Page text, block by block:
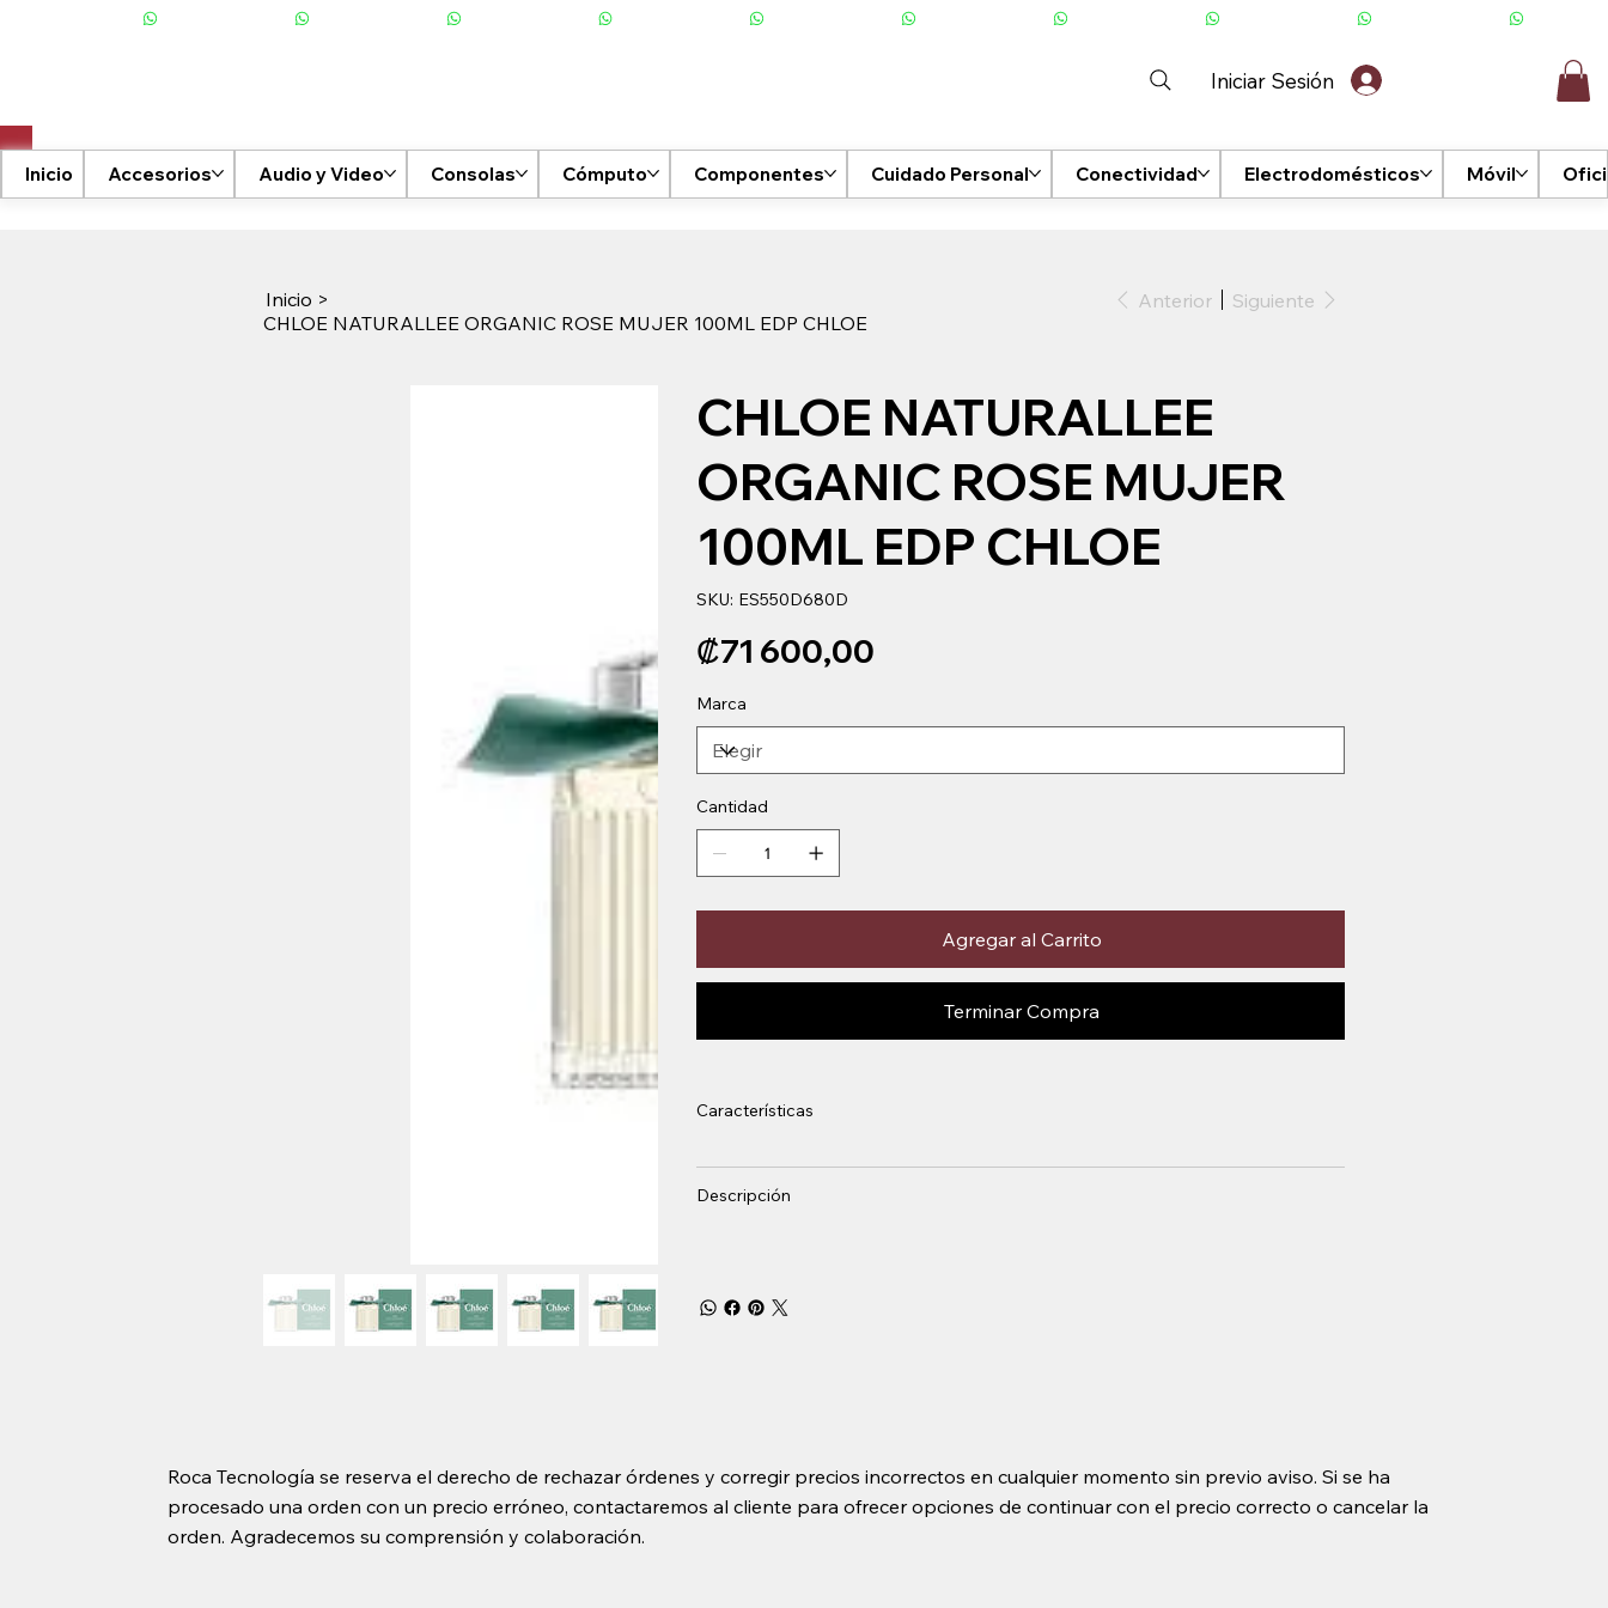
Iniciar Sesión
Inicio Accesorios Audio y Video Consolas Cómputo Componentes Cuidado Personal Conectividad Electrodomésticos Móvil
Inicio >
CHLOE NATURALLEE ORGANIC ROSE MUJER 100ML EDP CHLOE
Anterior Siguiente
CHLOE NATURALLEE
ORGANIC ROSE MUJER
100ML EDP CHLOE
SKU: SKU
ES550D680D
ES550D680D
₡71 600,00
Marca
Cantidad
Agregar al Carrito
Terminar Compra
Características
Descripción
Roca Tecnología se reserva el derecho de rechazar órdenes y corregir precios incorrectos en cualquier momento sin previo aviso. Si se ha
procesado una orden con un precio erróneo, contactaremos al cliente para ofrecer opciones de continuar con el precio correcto o cancelar la
orden. Agradecemos su comprensión y colaboración.